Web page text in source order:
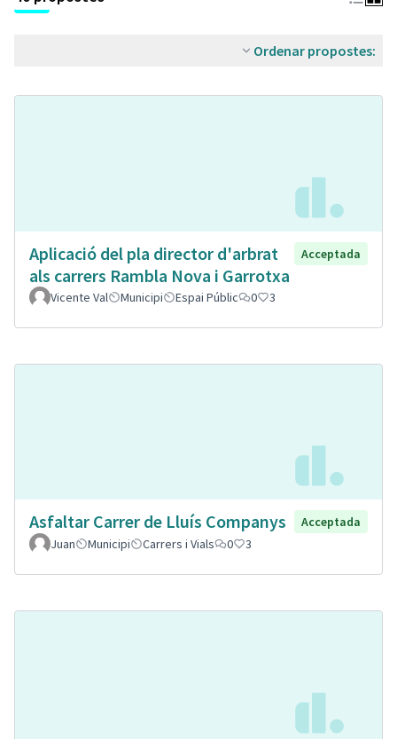
Ordenar propostes:
Aplicació del pla director d'arbrat
als carrers Rambla Nova i Garrotxa
Acceptada
Vicente Val Municipi Espai Públic 0 3
Asfaltar Carrer de Lluís Companys
Acceptada
Juan
Municipi Carrers i Vials 0 3